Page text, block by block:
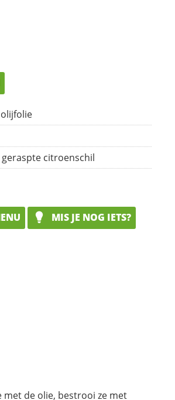
citroenschil
MIS JE NOG IETS?
met de olie, bestrooi ze met